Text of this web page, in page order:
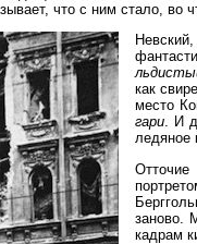
что с ним стало, во
как
место
гари. И
ледяное
заново.
кадрам